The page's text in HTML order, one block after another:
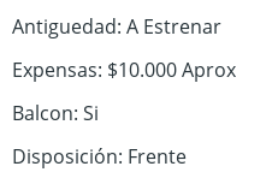
Antiguedad: A Estrenar
Expensas: $10.000 Aprox
Balcon: Si
Disposición: Frente